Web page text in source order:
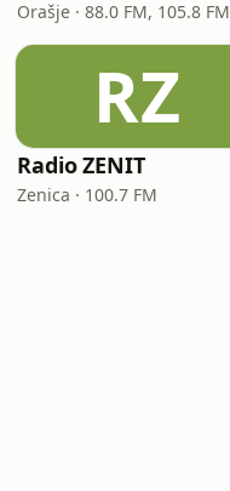
Orašje · 88.0 FM, 105.8 FM
RZ
Radio ZENIT
Zenica · 100.7 FM